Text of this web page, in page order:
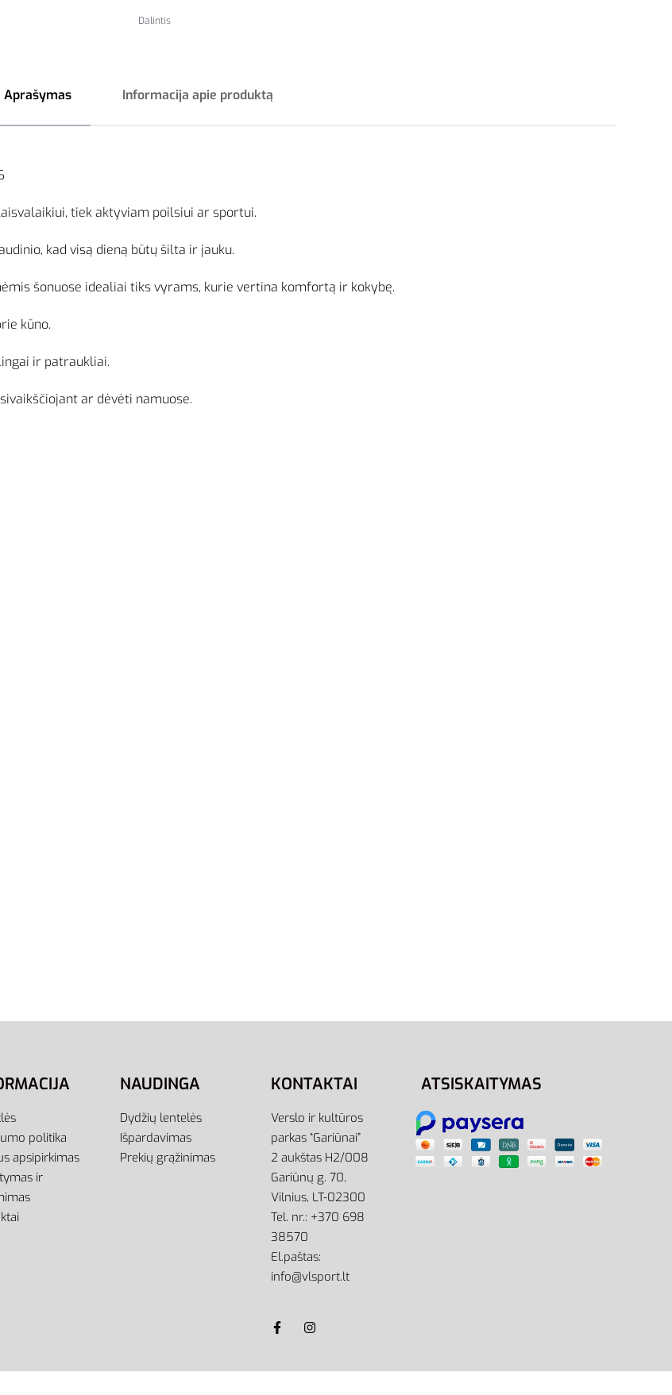
Dalintis
Aprašymas Informacija apie produktą
tiek aktyviam poilsiui ar sportui.
kad visą dieną būtų šilta ir jauku.
šonuose idealiai tiks vyrams, kurie vertina komfortą ir kokybę.
kūno.
ir patraukliai.
ar dėvėti namuose.
Pasirinkti savybes
politika
apsipirkimas
ir
NAUDINGA
Dydžių lentelės
Išpardavimas
Prekių grąžinimas
KONTAKTAI
Verslo ir kultūros
parkas “Gariūnai”
2 aukštas H2/008
Gariūnų g. 70,
Vilnius, LT-02300
Tel. nr.: +370 698
38570
El.paštas:
info@vlsport.lt
ATSISKAITYMAS